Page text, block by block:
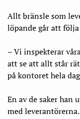
Allt bränsle som
löpande går att
– Vi inspekterar
att se att allt står
på kontoret hela
En av de saker han
med leverantörerna.